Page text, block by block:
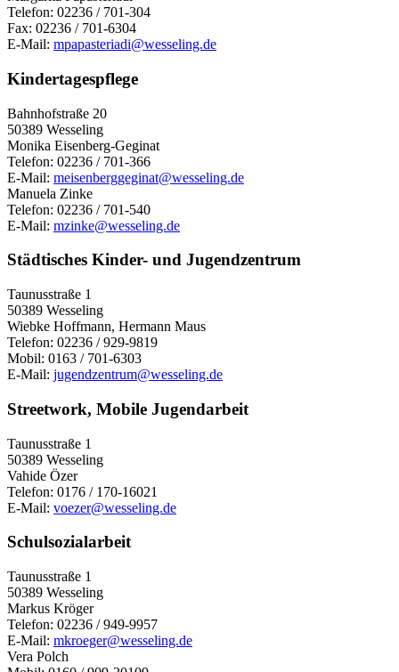
Telefon: 02236 / 701-304
Fax: 02236 / 701-6304
E-Mail: mpapasteriadi@wesseling.de
Kindertagespflege
Bahnhofstraße 20
50389 Wesseling
Monika Eisenberg-Geginat
Telefon: 02236 / 701-366
E-Mail: meisenberggeginat@wesseling.de
Manuela Zinke
Telefon: 02236 / 701-540
E-Mail: mzinke@wesseling.de
Städtisches Kinder- und Jugendzentrum
Taunusstraße 1
50389 Wesseling
Wiebke Hoffmann, Hermann Maus
Telefon: 02236 / 929-9819
Mobil: 0163 / 701-6303
E-Mail: jugendzentrum@wesseling.de
Streetwork, Mobile Jugendarbeit
Taunusstraße 1
50389 Wesseling
Vahide Özer
Telefon: 0176 / 170-16021
E-Mail: voezer@wesseling.de
Schulsozialarbeit
Taunusstraße 1
50389 Wesseling
Markus Kröger
Telefon: 02236 / 949-9957
E-Mail: mkroeger@wesseling.de
Vera Polch